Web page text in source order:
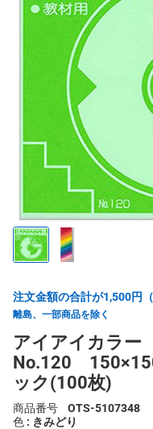
注文金額の合計が1,500円
離島、一部商品を除く
アイアイカラ
No.120
ック(100枚)
商品番号
OTS-5107348
色 : きみどり